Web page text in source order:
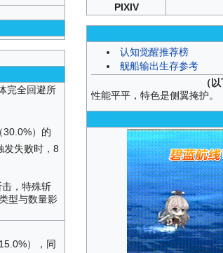
完全回避所
30.0%）的
发失败时，8
击，特殊斩
型与数量影
），同
PIXIV
认知觉醒推荐榜
舰船输出生存参考
（
性能平平，特色是侧翼掩护。